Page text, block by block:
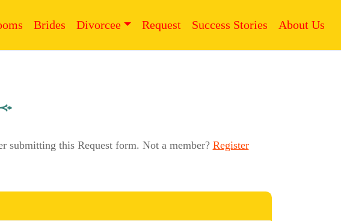
Brides Divorcee Request Success Stories About Us
submitting this Request form. Not a member? Register